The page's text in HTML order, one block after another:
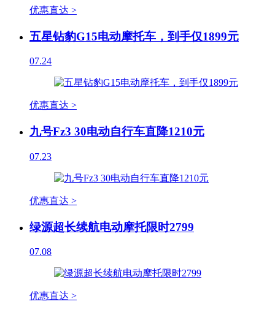
优惠直达 >
五星钻豹G15电动摩托车，到手仅1899元
07.24
优惠直达 >
九号Fz3 30电动自行车直降1210元
07.23
优惠直达 >
绿源超长续航电动摩托限时2799
07.08
优惠直达 >